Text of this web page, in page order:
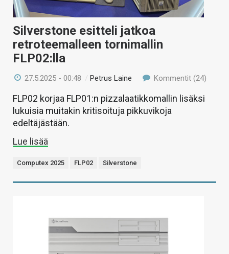
Silverstone esitteli jatkoa
retroteemalleen tornimallin
FLP02:lla
27.5.2025 - 00:48 /Petrus Laine Kommentit (24)
FLP02 korjaa FLP01:n pizzalaatikkomallin lisäksi
lukuisia muitakin kritisoituja pikkuvikoja
edeltäjästään.
Lue lisää
Computex 2025 FLP02 Silverstone